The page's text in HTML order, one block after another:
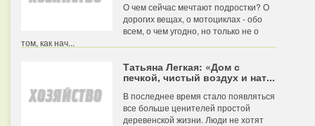
О чем сейчас мечтают подростки? О
дорогих вещах, о мотоциклах - обо
всем, о чем угодно, но только не о
том, как нач...
Татьяна Легкая: «Дом с
печкой, чистый воздух и нат...
В последнее время стало появляться
все больше ценителей простой
деревенской жизни. Люди не хотят